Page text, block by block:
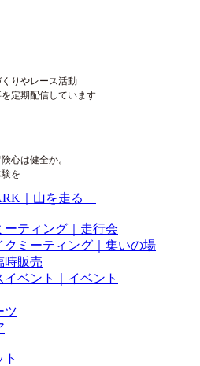
りやレース活動
を定期配信しています
心は健全か。
を
｜山を走る
ーティング｜走行会
クミーティング｜集いの場
時販売
ベント｜イベント
ツ